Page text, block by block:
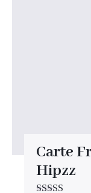
Carte
Hipzz